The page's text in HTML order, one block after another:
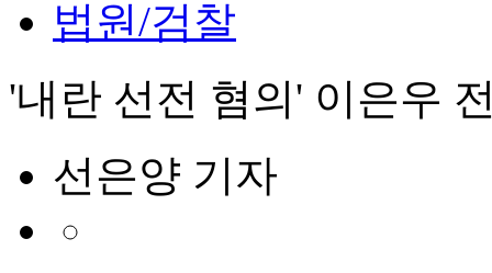
법원/검찰
'내란 선전 혐의' 이은우
선은양 기자